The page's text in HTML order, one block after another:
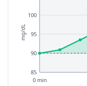
85
90
95
100
0 min
mg/dL